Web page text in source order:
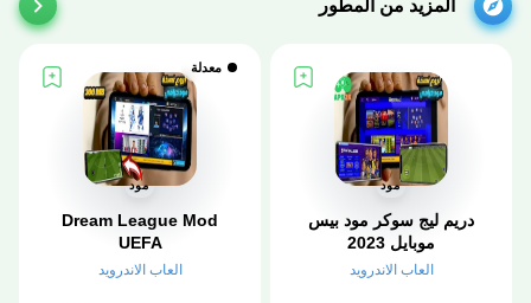
المزيد من المطور
مود
دريم ليج سوكر مود بيس
موبايل 2023
العاب الاندرويد
معدلة
مود
Dream League Mod
UEFA
العاب الاندرويد